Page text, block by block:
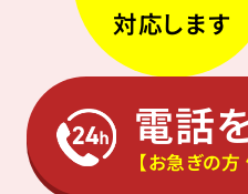
電話
【お急ぎの方
対応します